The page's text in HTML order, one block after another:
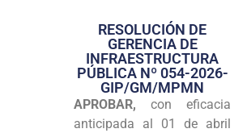
Transparencia
Seguridad
Programas
RESOLUCIÓN DE
GERENCIA DE
INFRAESTRUCTURA
PÚBLICA Nº 054-2026-
GIP/GM/MPMN
APROBAR, con eficacia
anticipada al 01 de abril